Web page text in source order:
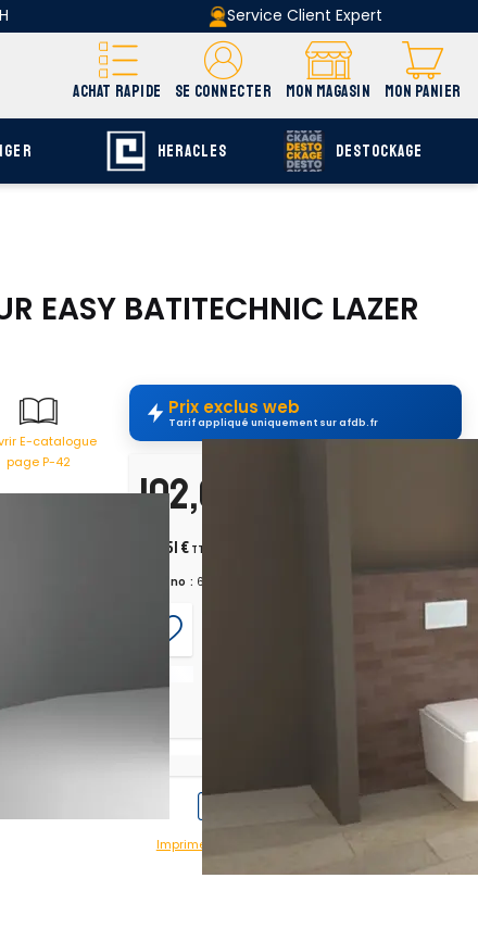
Service Client Expert
ACHAT RAPIDE SE CONNECTER MON MAGASIN MON PANIER
HERACLES DESTOCKAGE
BATITECHNIC LAZER
E-catalogue
page P-42
Prix exclus web
Tarif appliqué uniquement sur afdb.fr
102,09 €
122,51 € TTC
Chrono : 617692
Imprimer avec prix Imprimer sans prix